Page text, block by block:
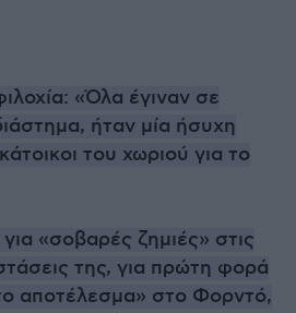
«Όλα έγιναν σε
ήταν μία ήσυχη
του χωριού για το
«σοβαρές ζημιές» στις
της, για πρώτη φορά
αποτέλεσμα» στο Φορντό,